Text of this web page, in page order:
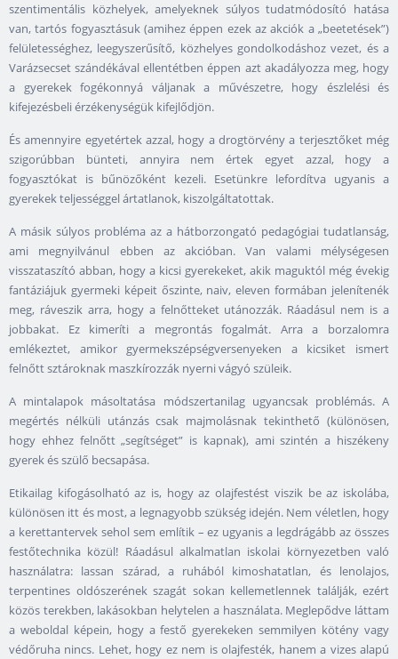
szentimentális közhelyek, amelyeknek súlyos tudatmódosító hatása
van, tartós fogyasztásuk (amihez éppen ezek az akciók a „beetetések”)
felületességhez, leegyszerűsítő, közhelyes gondolkodáshoz vezet, és a
Varázsecset szándékával ellentétben éppen azt akadályozza meg, hogy
a gyerekek fogékonnyá váljanak a művészetre, hogy észlelési és
kifejezésbeli érzékenységük kifejlődjön.
És amennyire egyetértek azzal, hogy a drogtörvény a terjesztőket még
szigorúbban bünteti, annyira nem értek egyet azzal, hogy a
fogyasztókat is bűnözőként kezeli. Esetünkre lefordítva ugyanis a
gyerekek teljességgel ártatlanok, kiszolgáltatottak.
A másik súlyos probléma az a hátborzongató pedagógiai tudatlanság,
ami megnyilvánul ebben az akcióban. Van valami mélységesen
visszataszító abban, hogy a kicsi gyerekeket, akik maguktól még évekig
fantáziájuk gyermeki képeit őszinte, naiv, eleven formában jelenítenék
meg, ráveszik arra, hogy a felnőtteket utánozzák. Ráadásul nem is a
jobbakat. Ez kimeríti a megrontás fogalmát. Arra a borzalomra
emlékeztet, amikor gyermekszépségversenyeken a kicsiket ismert
felnőtt sztároknak maszkírozzák nyerni vágyó szüleik.
A mintalapok másoltatása módszertanilag ugyancsak problémás. A
megértés nélküli utánzás csak majmolásnak tekinthető (különösen,
hogy ehhez felnőtt „segítséget” is kapnak), ami szintén a hiszékeny
gyerek és szülő becsapása.
Etikailag kifogásolható az is, hogy az olajfestést viszik be az iskolába,
különösen itt és most, a legnagyobb szükség idején. Nem véletlen, hogy
a kerettantervek sehol sem említik – ez ugyanis a legdrágább az összes
festőtechnika közül! Ráadásul alkalmatlan iskolai környezetben való
használatra: lassan szárad, a ruhából kimoshatatlan, és lenolajos,
terpentines oldószerének szagát sokan kellemetlennek találják, ezért
közös terekben, lakásokban helytelen a használata. Meglepődve láttam
a weboldal képein, hogy a festő gyerekeken semmilyen kötény vagy
védőruha nincs. Lehet, hogy ez nem is olajfesték, hanem a vizes alapú